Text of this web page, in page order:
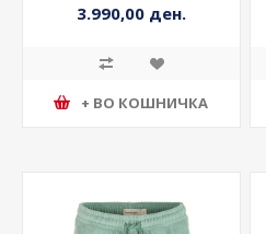
3.990,00 ден.
+ ВО КОШНИЧКА